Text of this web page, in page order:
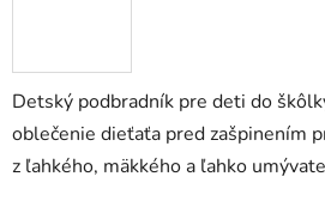
Detský podbradník pre deti do
oblečenie dieťaťa pred zašpinením
z ľahkého, mäkkého a ľahko